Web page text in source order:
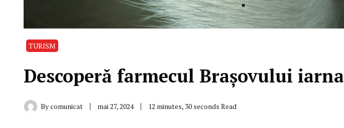
TURISM
Descoperă farmecul Brașovului iarna
Bycomunicat mai 27, 2024 12 minutes, 30 seconds Read